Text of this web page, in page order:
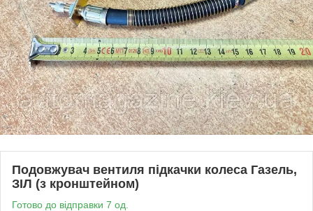
Подовжувач вентиля підкачки колеса Газель,
ЗІЛ (з кронштейном)
Готово до відправки 7 од.